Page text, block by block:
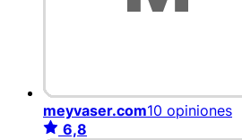
meyvaser.com10 opiniones
6,8